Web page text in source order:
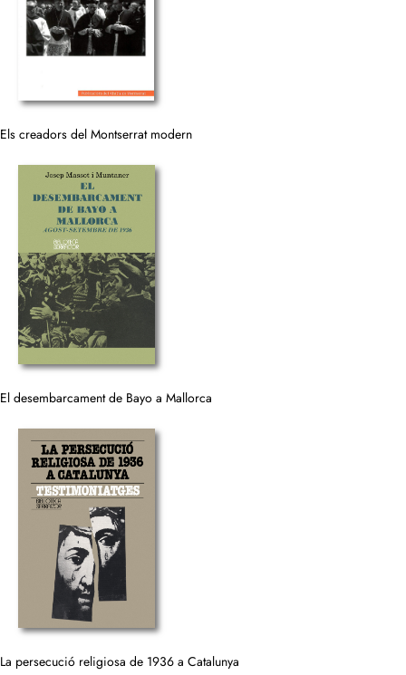
Els creadors del Montserrat modern
El desembarcament de Bayo a Mallorca
La persecució religiosa de 1936 a Catalunya